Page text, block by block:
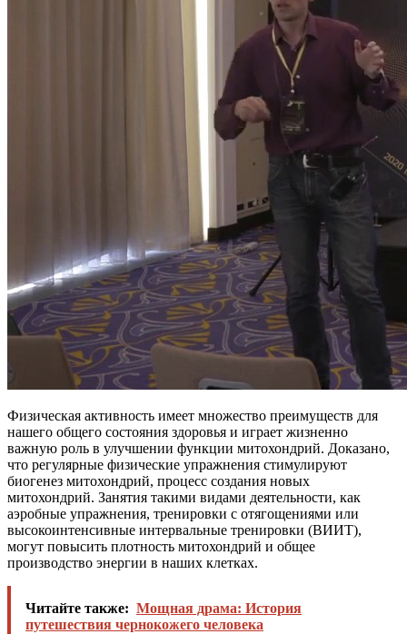
Физическая активность имеет множество преимуществ для
нашего общего состояния здоровья и играет жизненно
важную роль в улучшении функции митохондрий. Доказано,
что регулярные физические упражнения стимулируют
биогенез митохондрий, процесс создания новых
митохондрий. Занятия такими видами деятельности, как
аэробные упражнения, тренировки с отягощениями или
высокоинтенсивные интервальные тренировки (ВИИТ),
могут повысить плотность митохондрий и общее
производство энергии в наших клетках.
Читайте также: Мощная драма: История
путешествия чернокожего человека